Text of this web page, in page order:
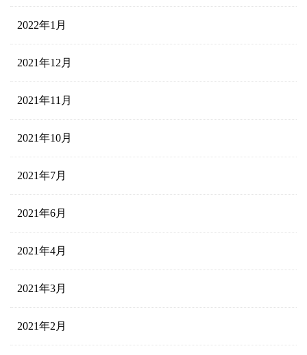
2022年1月
2021年12月
2021年11月
2021年10月
2021年7月
2021年6月
2021年4月
2021年3月
2021年2月